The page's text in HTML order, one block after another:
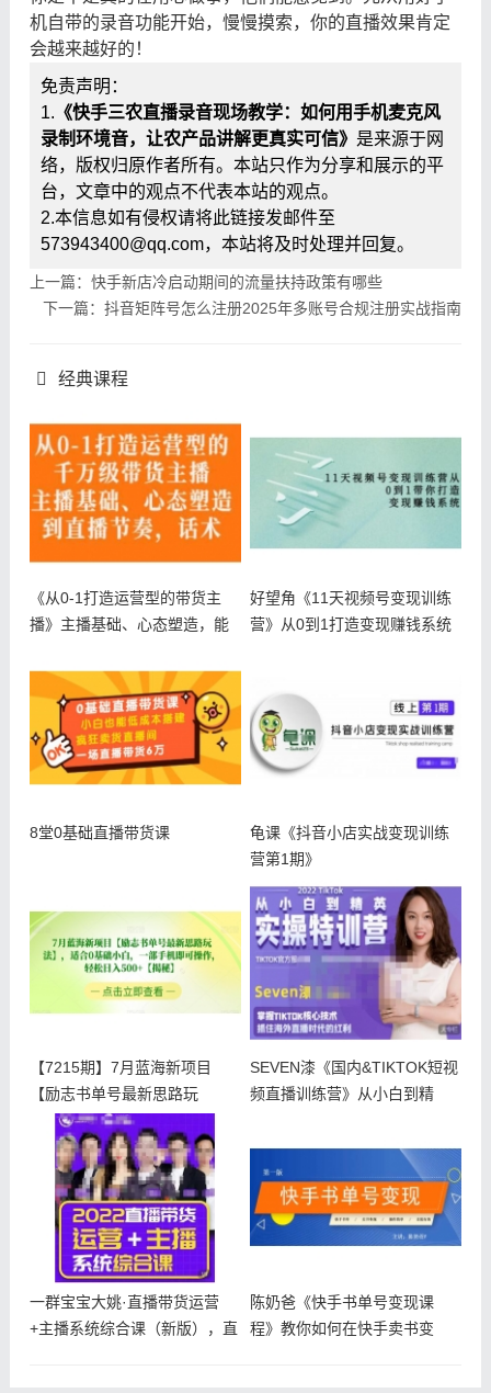
机自带的录音功能开始，慢慢摸索，你的直播效果肯定
会越来越好的！
免责声明：
1. 《快手三农直播录音现场教学：如何用手机麦克风
录制环境音，让农产品讲解更真实可信》 是来源于网
络，版权归原作者所有。本站只作为分享和展示的平
台，文章中的观点不代表本站的观点。
2.本信息如有侵权请将此链接发邮件至
573943400@qq.com，本站将及时处理并回复。
上一篇：快手新店冷启动期间的流量扶持政策有哪些
下一篇：抖音矩阵号怎么注册2025年多账号合规注册实战指南
经典课程
《从0-1打造运营型的带货主
播》主播基础、心态塑造，能
好望角《11天视频号变现训练
营》从0到1打造变现赚钱系统
8堂0基础直播带货课
龟课《抖音小店实战变现训练
营第1期》
【7215期】7月蓝海新项目
【励志书单号最新思路玩
法】，适合
SEVEN漆《国内&TIKTOK短视
频直播训练营》从小白到精
一群宝宝大姚·直播带货运营
+主播系统综合课（新版），直
陈奶爸《快手书单号变现课
程》教你如何在快手卖书变